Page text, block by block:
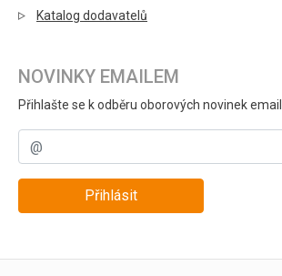
Katalog dodavatelů
NOVINKY EMAILEM
Přihlašte se k odběru oborových novinek
Přihlásit